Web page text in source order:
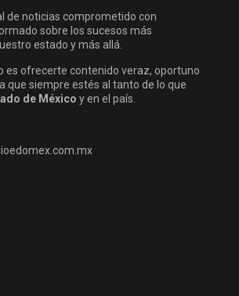
de noticias comprometido con
sobre los sucesos más
estado y más allá.
es ofrecerte contenido veraz, oportuno
que siempre estés al tanto de lo que
de México y en el país.